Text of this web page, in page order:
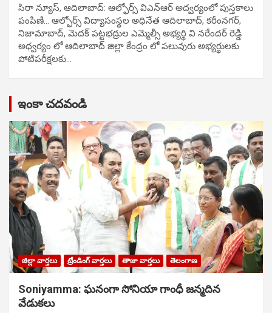
సిరా న్యూస్, ఆదిలాబాద్: ఆల్ఫోర్స్ విఎన్ఆర్ అద్వర్యంలో పుస్తకాలు
పంపిణి… ఆల్ఫోర్స్ విద్యాసంస్థల అధినేత ఆదిలాబాద్, కరీంనగర్,
నిజామాబాద్, మెదక్ పట్టభద్రుల ఎమ్మెల్సీ అభ్యర్థి వి నరేందర్ రెడ్డి
అధ్వర్యం లో ఆదిలాబాద్ జిల్లా కేంద్రం లో పలువురు అభ్యర్థులకు
పోటిప‌రీక్ష‌ల‌కు…
ఇంకా చదవండి
జిల్లా వార్తలు ట్రేండింగ్ వార్తలు తాజా వార్తలు తెలంగాణ
Soniyamma: ఘ‌నంగా సోనియా గాంధీ జ‌న్మ‌దిన
వేడుక‌లు